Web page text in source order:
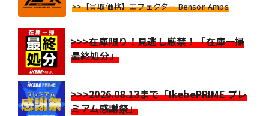
>>【買取価格】エフェクター Benson Amps
>>>在庫限り！見逃し厳禁！「在庫一掃
最終処分」
>>>2026.08.13まで「IkebePRIME プレ
ミアム感謝祭」